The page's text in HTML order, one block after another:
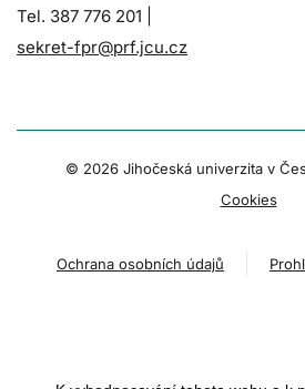
Tel. 387 776 201 |
sekret-fpr@prf.jcu.cz
© 2026 Jihočeská univerzita v
Cookies
Ochrana osobních údajů